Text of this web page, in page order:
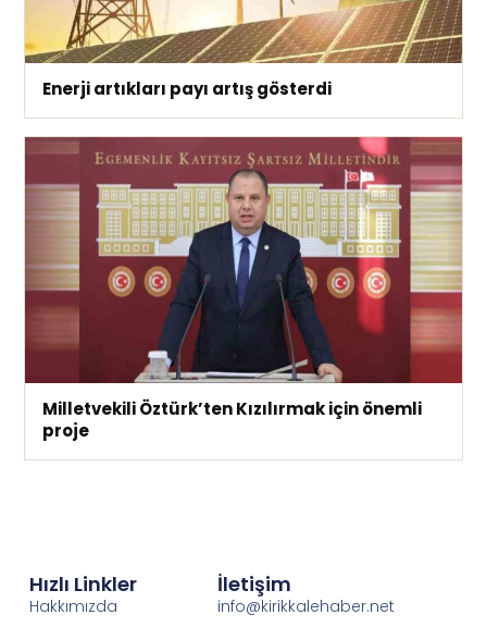
Enerji artıkları payı artış gösterdi
Milletvekili Öztürk’ten Kızılırmak için önemli
proje
Hızlı Linkler
Hakkımızda
İletişim
info@kirikkalehaber.net